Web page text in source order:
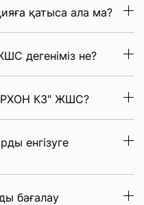
қатыса ала ма?
дегеніміз не?
КЗ" ЖШС?
енгізуге
бағалау